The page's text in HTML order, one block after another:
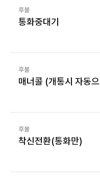
후불
통화중대기
후불
매너콜 (개통시 자동
후불
착신전환(통화만)